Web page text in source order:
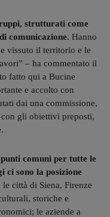
strutturati come
comunicazione. Hanno
vissuto il territorio e le
– ha commentato il
fatto qui a Bucine
e accolto con
dai una commissione,
gli obiettivi preposti,
comuni per tutte le
ci sono la posizione
le città di Siena, Firenze
storiche e
le aziende a